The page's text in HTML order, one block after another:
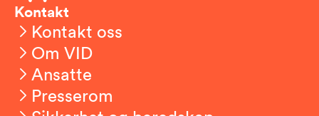
Kontakt
Kontakt oss
Om VID
Ansatte
Presserom